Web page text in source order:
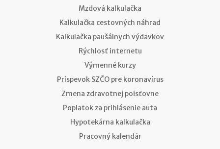
Mzdová kalkulačka
Kalkulačka cestovných náhrad
Kalkulačka paušálnych výdavkov
Rýchlosť internetu
Výmenné kurzy
Príspevok SZČO pre koronavírus
Zmena zdravotnej poisťovne
Poplatok za prihlásenie auta
Hypotekárna kalkulačka
Pracovný kalendár